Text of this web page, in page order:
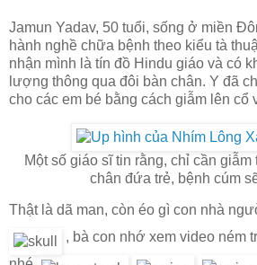
Jamun Yadav, 50 tuổi, sống ở miền
hành nghề chữa bệnh theo kiểu tà
nhận mình là tín đồ Hindu giáo và có
lượng thông qua đôi bàn chân. Y đã
cho các em bé bằng cách giẫm lên cổ
Một số giáo sĩ tin rằng, chỉ cần giẫm
chân đứa trẻ, bệnh cúm
Thật là dã man, còn éo gì con nhà
, bà con nhớ xem video ném